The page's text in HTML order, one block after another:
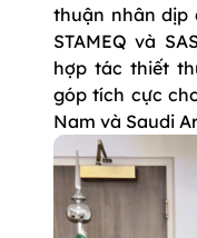
thuận nhân dịp
STAMEQ và
hợp tác thiết
góp tích cực
Nam và Saudi